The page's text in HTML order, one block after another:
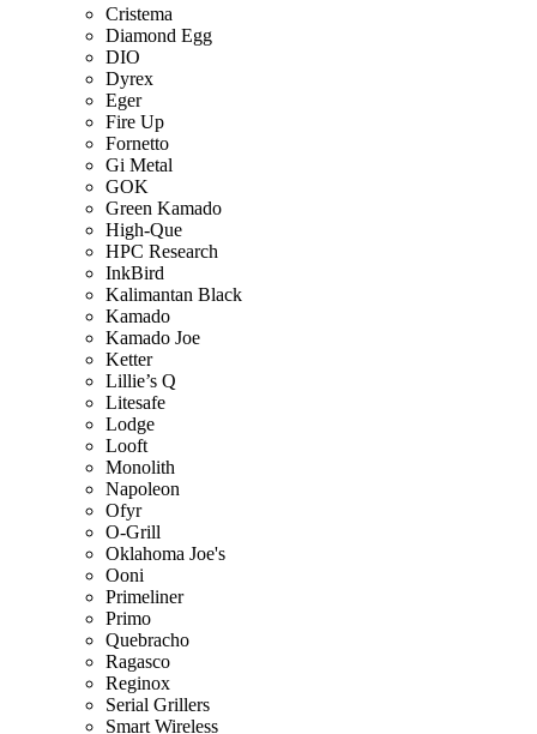
Cristema
Diamond Egg
DIO
Dyrex
Eger
Fire Up
Fornetto
Gi Metal
GOK
Green Kamado
High-Que
HPC Research
InkBird
Kalimantan Black
Kamado
Kamado Joe
Ketter
Lillie’s Q
Litesafe
Lodge
Looft
Monolith
Napoleon
Ofyr
O-Grill
Oklahoma Joe's
Ooni
Primeliner
Primo
Quebracho
Ragasco
Reginox
Serial Grillers
Smart Wireless